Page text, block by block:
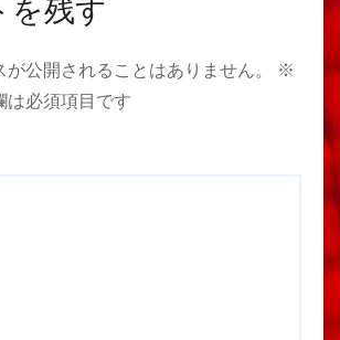
を残す
公開されることはありません。
※
は必須項目です